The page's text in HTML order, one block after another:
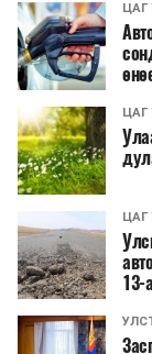
ЦАГ
ЦАГ
ЦАГ
13-